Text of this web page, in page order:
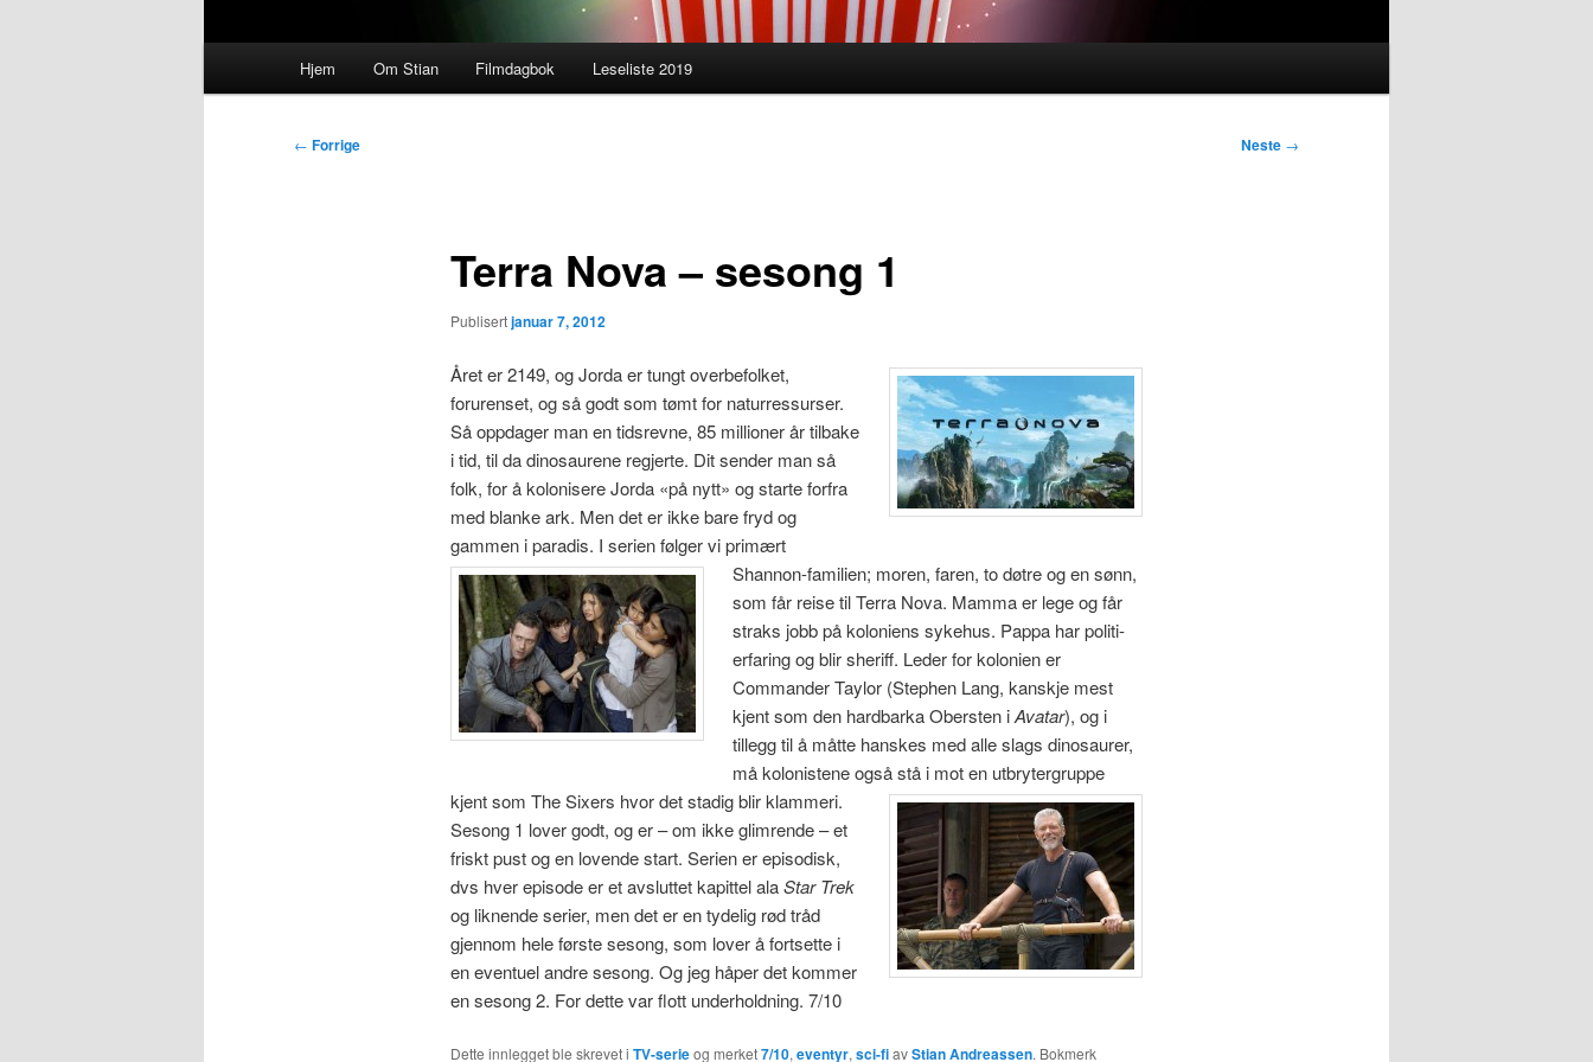
Hjem Om Stian Filmdagbok Leseliste 2019
Innleggsnavigasjon
← Forrige Neste →
Terra Nova – sesong 1
Publisertjanuar 7, 2012
Året er 2149, og Jorda er tungt overbefolket,
forurenset, og så godt som tømt for naturressurser.
Så oppdager man en tidsrevne, 85 millioner år tilbake
i tid, til da dinosaurene regjerte. Dit sender man så
folk, for å kolonisere Jorda «på nytt» og starte forfra
med blanke ark. Men det er ikke bare fryd og
gammen i paradis. I serien følger vi primært
Shannon-familien; moren, faren, to døtre og en sønn,
som får reise til Terra Nova. Mamma er lege og får
straks jobb på koloniens sykehus. Pappa har politi-
erfaring og blir sheriff. Leder for kolonien er
Commander Taylor (Stephen Lang, kanskje mest
kjent som den hardbarka Obersten iAvatar), og i
tillegg til å måtte hanskes med alle slags dinosaurer,
må kolonistene også stå i mot en utbrytergruppe
kjent som The Sixers hvor det stadig blir klammeri.
Sesong 1 lover godt, og er – om ikke glimrende – et
friskt pust og en lovende start. Serien er episodisk,
dvs hver episode er et avsluttet kapittel alaStar Trek
og liknende serier, men det er en tydelig rød tråd
gjennom hele første sesong, som lover å fortsette i
en eventuel andre sesong. Og jeg håper det kommer
en sesong 2. For dette var flott underholdning. 7/10
Dette innlegget ble skrevet i TV-serieog merket7/10,eventyr,sci-fiavStian Andreassen. Bokmerk